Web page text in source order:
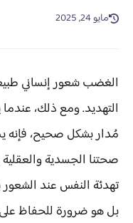
مايو 24, 2025
الغضب شعور إنساني
التهديد. ومع ذلك،
مُدار بشكل صحيح، فإنه
صحتنا الجسدية والعقلية
تهدئة النفس عند
بل هو ضرورة للحفاظ